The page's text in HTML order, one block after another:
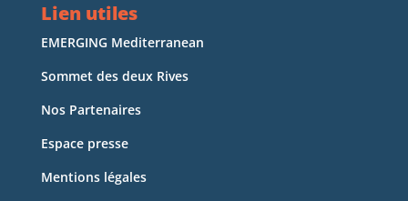
Lien utiles
EMERGING Mediterranean
Sommet des deux Rives
Nos Partenaires
Espace presse
Mentions légales